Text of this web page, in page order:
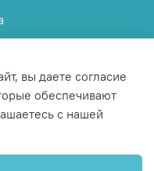
без письменного
вы даете согласие
обеспечивают
с нашей